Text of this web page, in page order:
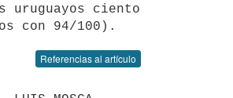
uruguayos ciento
Referencias al artículo